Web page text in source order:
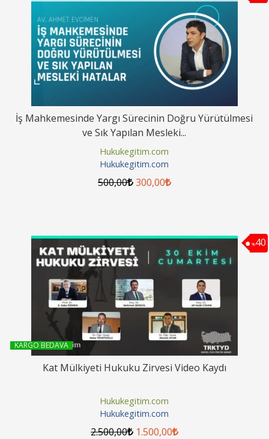
İş Mahkemesinde Yargı Sürecinin Doğru Yürütülmesi
ve Sık Yapılan Mesleki...
Hukukegitim.com
Hukukegitim.com
500,00 300,00
%40
KARGO BEDAVA
Kat Mülkiyeti Hukuku Zirvesi Video Kaydı
Hukukegitim.com
Hukukegitim.com
2.500,00 1.500,00